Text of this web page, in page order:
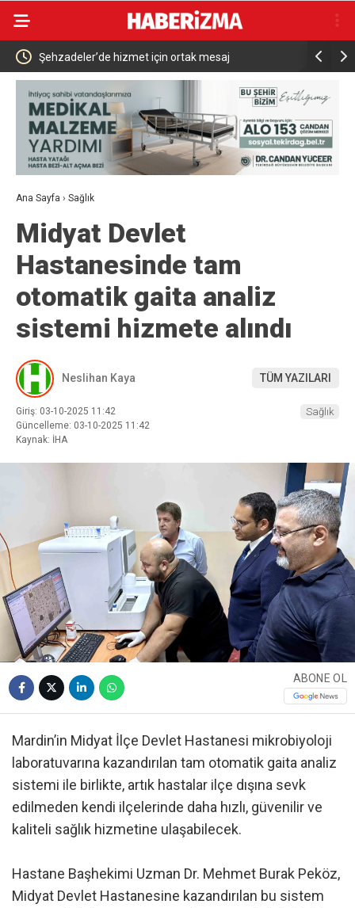
Şehzadeler’de hizmet için ortak mesaj Philip
Yenilendi
Ana Sayfa › Sağlık
Midyat Devlet
Hastanesinde tam
otomatik gaita analiz
sistemi hizmete alındı
Neslihan Kaya TÜM YAZILARI
Giriş: 03-10-2025 11:42
Güncelleme: 03-10-2025 11:42
Kaynak: İHA
Sağlık
ABONE OL
Mardin’in Midyat İlçe Devlet Hastanesi mikrobiyoloji
laboratuvarına kazandırılan tam otomatik gaita analiz
sistemi ile birlikte, artık hastalar ilçe dışına sevk
edilmeden kendi ilçelerinde daha hızlı, güvenilir ve
kaliteli sağlık hizmetine ulaşabilecek.
Hastane Başhekimi Uzman Dr. Mehmet Burak Peköz,
Midyat Devlet Hastanesine kazandırılan bu sistem